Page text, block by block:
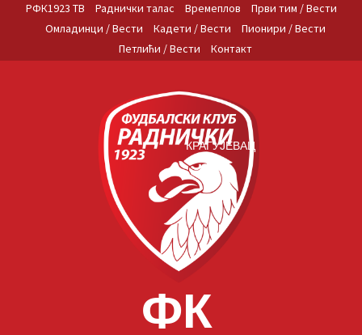
РФК1923 ТВ Раднички талас Времеплов
Први тим / Вести
Омладинци / Вести
Кадети / Вести
Пионири / Вести
Петлићи / Вести
Контакт
ФК
КРАГУЈЕВАЦ